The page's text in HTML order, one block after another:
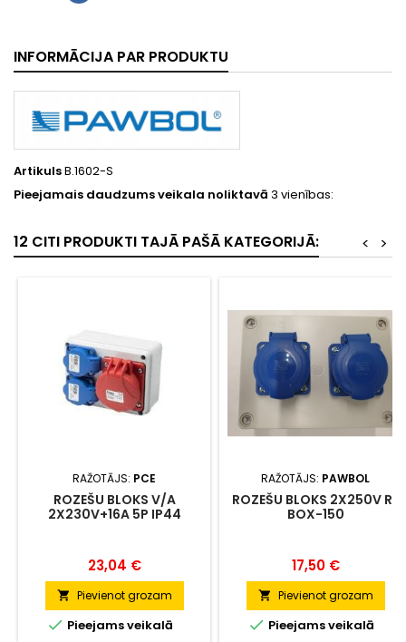
INFORMĀCIJA PAR PRODUKTU
ArtikulsB.1602-S
Pieejamais daudzums veikala noliktavā 3 vienības:
12 CITI PRODUKTI TAJĀ PAŠĀ KATEGORIJĀ: >
<
RAŽOTĀJS: PCE
ROZEŠU BLOKS V/A
2X230V+16A 5P IP44
Cena
23,04 €
 Pievienot grozam
 Pieejams veikalā
RAŽOTĀJS: PAWBOL
ROZEŠU BLOKS 2X250V R-
BOX-150
Cena
17,50 €
 Pievienot grozam
 Pieejams veikalā